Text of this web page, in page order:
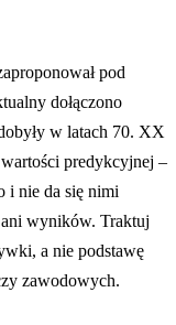
pod
dołączono
w latach 70. XX
predykcyjnej –
i nie da się nimi
wyników. Traktuj
a nie podstawę
zawodowych.